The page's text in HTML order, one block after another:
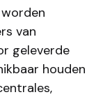
van
geleverde
houden